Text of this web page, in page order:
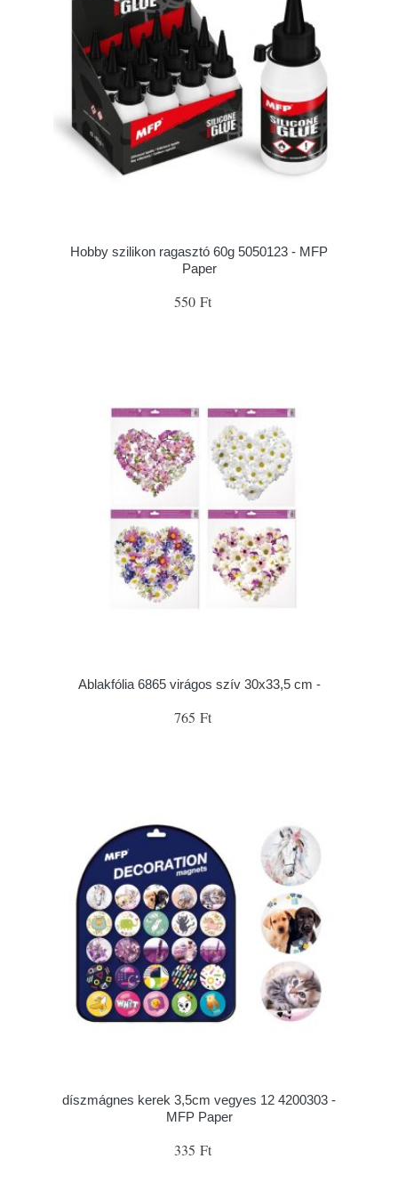
Hobby szilikon ragasztó 60g 5050123 - MFP
Paper
550 Ft
Ablakfólia 6865 virágos szív 30x33,5 cm -
765 Ft
díszmágnes kerek 3,5cm vegyes 12 4200303 -
MFP Paper
335 Ft